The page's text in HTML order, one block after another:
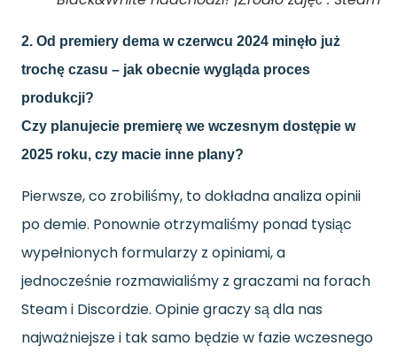
2. Od premiery dema w czerwcu 2024 minęło już
trochę czasu – jak obecnie wygląda proces
produkcji?
Czy planujecie premierę we wczesnym dostępie w
2025 roku, czy macie inne plany?
Pierwsze, co zrobiliśmy, to dokładna analiza opinii
po demie. Ponownie otrzymaliśmy ponad tysiąc
wypełnionych formularzy z opiniami, a
jednocześnie rozmawialiśmy z graczami na forach
Steam i Discordzie. Opinie graczy są dla nas
najważniejsze i tak samo będzie w fazie wczesnego